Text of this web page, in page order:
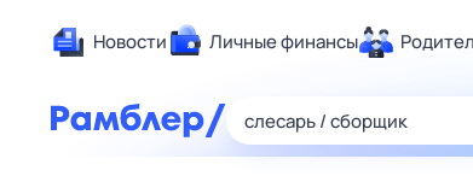
Новости Личные финансы